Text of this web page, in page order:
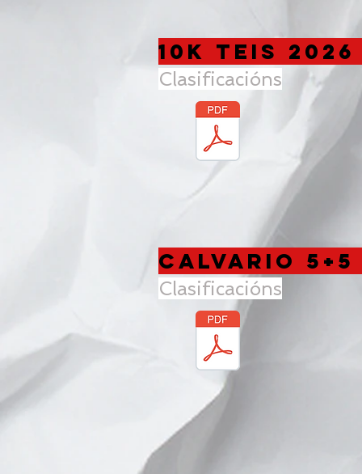
10K TEIS
Clasificacións
Calvario 5+5
Clasificacións